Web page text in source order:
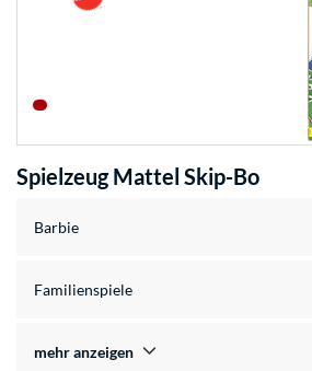
Spielzeug Mattel Skip-Bo
Barbie
Familienspiele
mehr anzeigen